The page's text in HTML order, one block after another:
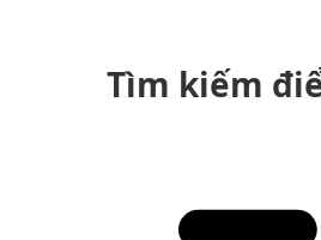
Tìm kiếm